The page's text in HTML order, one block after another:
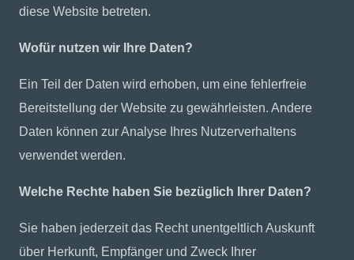
diese Website betreten.
Wofür nutzen wir Ihre Daten?
Ein Teil der Daten wird erhoben, um eine fehlerfreie
Bereitstellung der Website zu gewährleisten. Andere
Daten können zur Analyse Ihres Nutzerverhaltens
verwendet werden.
Welche Rechte haben Sie bezüglich Ihrer Daten?
Sie haben jederzeit das Recht unentgeltlich Auskunft
über Herkunft, Empfänger und Zweck Ihrer